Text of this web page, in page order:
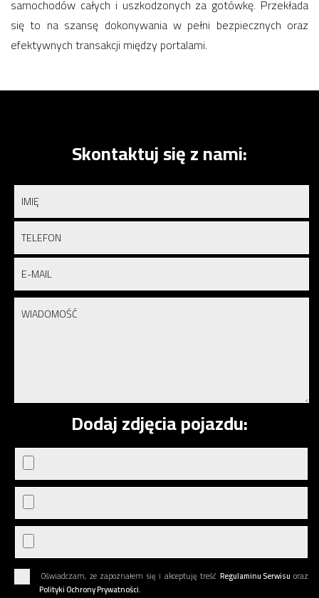
samochodów całych i uszkodzonych za gotówkę. Przekłada
się to na szansę dokonywania w pełni bezpiecznych oraz
efektywnych transakcji między portalami.
Skontaktuj się z nami:
Dodaj zdjęcia pojazdu:
Oświadczam, że zapoznałem się i akceptuję treść Regulaminu Serwisu oraz
Polityki Ochrony Prywatności.